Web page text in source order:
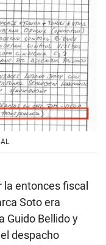
entonces fiscal
Soto era
Guido Bellido y
despacho